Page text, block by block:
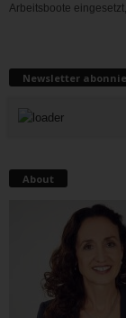
Arbeitsboote
Newsletter
About